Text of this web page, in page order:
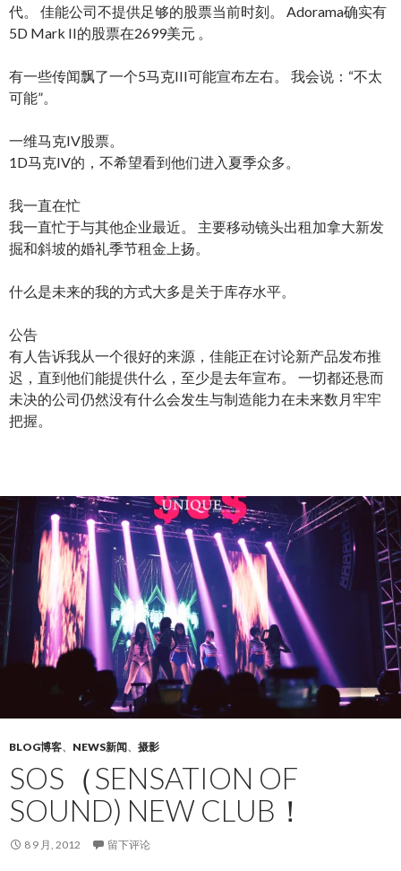
代。 佳能公司不提供足够的股票当前时刻。 Adorama确实有
5D Mark II的股票在2699美元 。
有一些传闻飘了一个5马克III可能宣布左右。 我会说：“不太
可能”。
一维马克IV股票。
1D马克IV的，不希望看到他们进入夏季众多。
我一直在忙
我一直忙于与其他企业最近。 主要移动镜头出租加拿大新发
掘和斜坡的婚礼季节租金上扬。
什么是未来的我的方式大多是关于库存水平。
公告
有人告诉我从一个很好的来源，佳能正在讨论新产品发布推
迟，直到他们能提供什么，至少是去年宣布。 一切都还悬而
未决的公司仍然没有什么会发生与制造能力在未来数月牢牢
把握。
BLOG博客、 NEWS新闻、 摄影
SOS（SENSATION OF
SOUND) NEW CLUB！
8 9 月, 2012 留下评论